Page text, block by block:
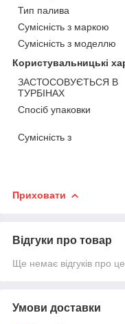
Тип палива
Сумісність з маркою
Сумісність з моделлю
Користувальницькі
ЗАСТОСОВУЄТЬСЯ В
ТУРБІНАХ
Спосіб упаковки
Сумісність з
Приховати
Відгуки про товар
Ще немає відгуків про
Умови доставки